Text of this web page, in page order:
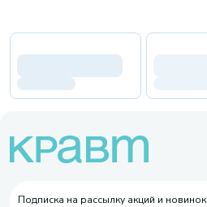
Подписка на рассылку акций и новинок